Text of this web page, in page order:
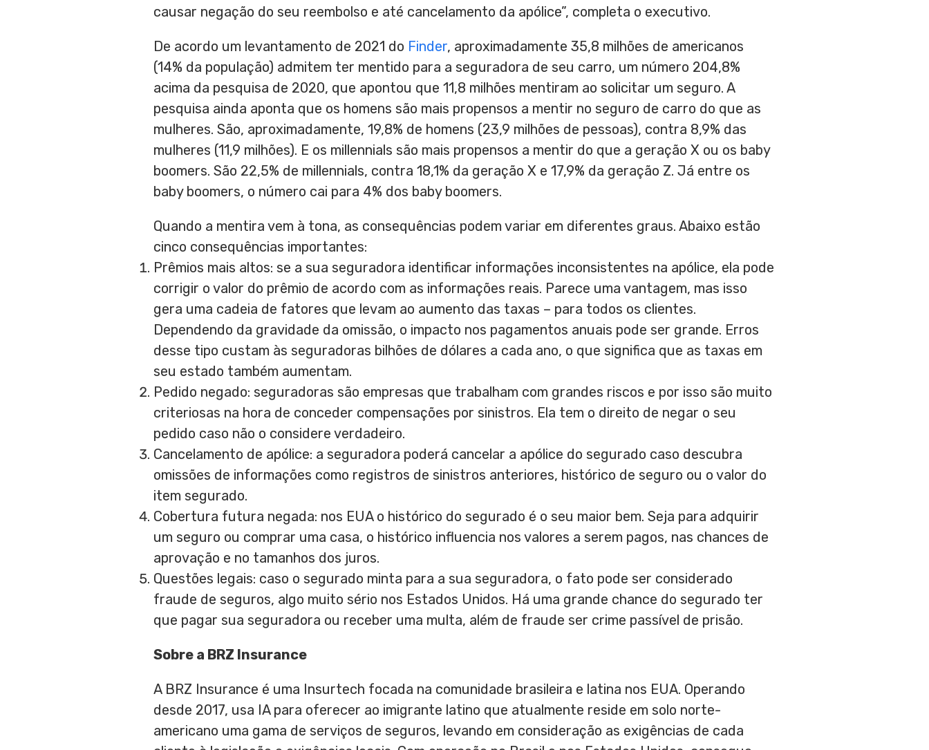
causar negação do seu reembolso e até cancelamento da apólice”, completa o executivo.
De acordo um levantamento de 2021 do Finder, aproximadamente 35,8 milhões de americanos
(14% da população) admitem ter mentido para a seguradora de seu carro, um número 204,8%
acima da pesquisa de 2020, que apontou que 11,8 milhões mentiram ao solicitar um seguro. A
pesquisa ainda aponta que os homens são mais propensos a mentir no seguro de carro do que as
mulheres. São, aproximadamente, 19,8% de homens (23,9 milhões de pessoas), contra 8,9% das
mulheres (11,9 milhões). E os millennials são mais propensos a mentir do que a geração X ou os baby
boomers. São 22,5% de millennials, contra 18,1% da geração X e 17,9% da geração Z. Já entre os
baby boomers, o número cai para 4% dos baby boomers.
Quando a mentira vem à tona, as consequências podem variar em diferentes graus. Abaixo estão
cinco consequências importantes:
Prêmios mais altos: se a sua seguradora identificar informações inconsistentes na apólice, ela pode
corrigir o valor do prêmio de acordo com as informações reais. Parece uma vantagem, mas isso
gera uma cadeia de fatores que levam ao aumento das taxas – para todos os clientes.
Dependendo da gravidade da omissão, o impacto nos pagamentos anuais pode ser grande. Erros
desse tipo custam às seguradoras bilhões de dólares a cada ano, o que significa que as taxas em
seu estado também aumentam.
Pedido negado: seguradoras são empresas que trabalham com grandes riscos e por isso são muito
criteriosas na hora de conceder compensações por sinistros. Ela tem o direito de negar o seu
pedido caso não o considere verdadeiro.
Cancelamento de apólice: a seguradora poderá cancelar a apólice do segurado caso descubra
omissões de informações como registros de sinistros anteriores, histórico de seguro ou o valor do
item segurado.
Cobertura futura negada: nos EUA o histórico do segurado é o seu maior bem. Seja para adquirir
um seguro ou comprar uma casa, o histórico influencia nos valores a serem pagos, nas chances de
aprovação e no tamanhos dos juros.
Questões legais: caso o segurado minta para a sua seguradora, o fato pode ser considerado
fraude de seguros, algo muito sério nos Estados Unidos. Há uma grande chance do segurado ter
que pagar sua seguradora ou receber uma multa, além de fraude ser crime passível de prisão.
Sobre a BRZ Insurance
A BRZ Insurance é uma Insurtech focada na comunidade brasileira e latina nos EUA. Operando
desde 2017, usa IA para oferecer ao imigrante latino que atualmente reside em solo norte-
americano uma gama de serviços de seguros, levando em consideração as exigências de cada